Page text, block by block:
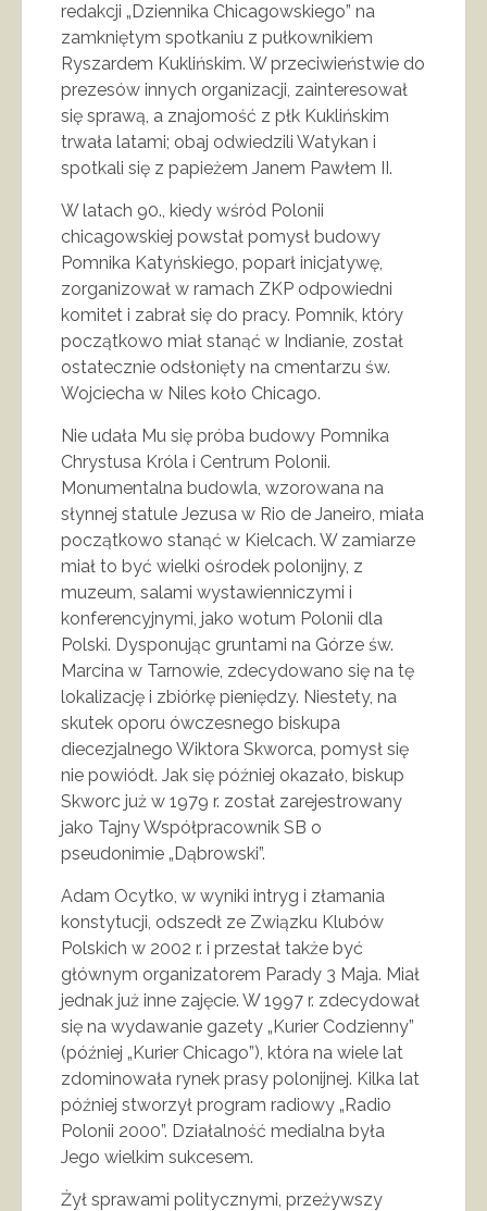
redakcji „Dziennika Chicagowskiego” na
zamkniętym spotkaniu z pułkownikiem
Ryszardem Kuklińskim. W przeciwieństwie do
prezesów innych organizacji, zainteresował
się sprawą, a znajomość z płk Kuklińskim
trwała latami; obaj odwiedzili Watykan i
spotkali się z papieżem Janem Pawłem II.
W latach 90., kiedy wśród Polonii
chicagowskiej powstał pomysł budowy
Pomnika Katyńskiego, poparł inicjatywę,
zorganizował w ramach ZKP odpowiedni
komitet i zabrał się do pracy. Pomnik, który
początkowo miał stanąć w Indianie, został
ostatecznie odsłonięty na cmentarzu św.
Wojciecha w Niles koło Chicago.
Nie udała Mu się próba budowy Pomnika
Chrystusa Króla i Centrum Polonii.
Monumentalna budowla, wzorowana na
słynnej statule Jezusa w Rio de Janeiro, miała
początkowo stanąć w Kielcach. W zamiarze
miał to być wielki ośrodek polonijny, z
muzeum, salami wystawienniczymi i
konferencyjnymi, jako wotum Polonii dla
Polski. Dysponując gruntami na Górze św.
Marcina w Tarnowie, zdecydowano się na tę
lokalizację i zbiórkę pieniędzy. Niestety, na
skutek oporu ówczesnego biskupa
diecezjalnego Wiktora Skworca, pomysł się
nie powiódł. Jak się później okazało, biskup
Skworc już w 1979 r. został zarejestrowany
jako Tajny Współpracownik SB o
pseudonimie „Dąbrowski”.
Adam Ocytko, w wyniki intryg i złamania
konstytucji, odszedł ze Związku Klubów
Polskich w 2002 r. i przestał także być
głównym organizatorem Parady 3 Maja. Miał
jednak już inne zajęcie. W 1997 r. zdecydował
się na wydawanie gazety „Kurier Codzienny”
(później „Kurier Chicago”), która na wiele lat
zdominowała rynek prasy polonijnej. Kilka lat
później stworzył program radiowy „Radio
Polonii 2000”. Działalność medialna była
Jego wielkim sukcesem.
Żył sprawami politycznymi, przeżywszy